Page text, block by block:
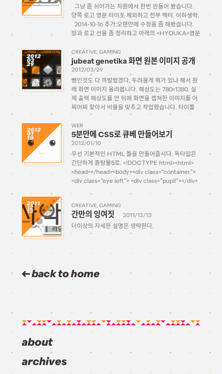
그냥 좀 쉬어가는 차원에서 한번 만들어 봤습니다.
양쪽 로고 영문 타이포 제외하고 전부 벡터. 이하생략.
2014-10-16 추가:오랜만에 수정을 좀 해봤습니다.
빙과 로고 선을 좀 정리하고 아래의 <HYOUKA>영문
을수 있게 걸어놓을게요. 2498306711.zip로고 제작
자: zvuc […]
2012
03
29
CREATIVE GAMING
jubeat genetika 화면 원본 이미지 공개
2012/03/29
뻥인것도 다 까발렸겠다, 두려울게 뭐가 있냐 해서 원
래 화면 이미지 올려봅니다. 해상도는 780×1380. 실
제 출력 해상도를 안 뒤에 화면을 캡쳐한 이미지를 어
찌어찌 찾아서 비율을 맞추고 작업했습니다. 타이틀
화면 자세히 들여다보시면 하나하나 얼마나 저의 깨알
같은 노력이 들어갔는지 아실 수 있습니다. 음악 […]
2012
01
10
WEB
5분만에 CSS로 큐베 만들어보기
2012/01/10
우선 기본적인 HTML 틀을 만들어줍시다. 독타입은
간단하게 흙탕물5로. <!DOCTYPE html><html>
<head></head><body><div class=”container”>
<div class=”eye left”> <div class=”pupil”></div>
<div class=”highlight”></div> </div> <div
class=”mouth left”></div> <div class=”mouth
right”></div></div></body></html> eye는 공통
요소로 pupil과 highlight이라는div를 넣어주고 left
2011
12
13
CREATIVE GAMING
간만의 잉여짓
2011/12/13
더이상의 자세한 설명은 생략한다.
back to home
about
archives